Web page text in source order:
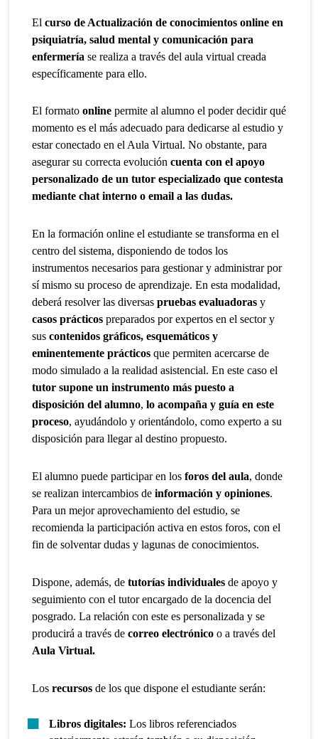
Elcurso de Actualización de conocimientos online en
psiquiatría, salud mental y comunicación para
enfermería se realiza a través del aula virtual creada
específicamente para ello.
El formato online permite al alumno el poder decidir qué
momento es el más adecuado para dedicarse al estudio y
estar conectado en el Aula Virtual. No obstante, para
asegurar su correcta evolución cuenta con el apoyo
personalizado de un tutor especializado que contesta
mediante chat interno o email a las dudas.
En la formación online el estudiante se transforma en el
centro del sistema, disponiendo de todos los
instrumentos necesarios para gestionar y administrar por
sí mismo su proceso de aprendizaje. En esta modalidad,
deberá resolver las diversaspruebas evaluadoras y
casos prácticospreparados por expertos en el sector y
suscontenidos gráficos, esquemáticos y
eminentemente prácticos que permiten acercarse de
modo simulado a la realidad asistencial. En este caso el
tutor supone un instrumento más puesto a
disposición del alumno,lo acompaña y guía en este
proceso, ayudándolo y orientándolo, como experto a su
disposición para llegar al destino propuesto.
El alumno puede participar en losforos del aula, donde
se realizan intercambios deinformación y opiniones.
Para un mejor aprovechamiento del estudio, se
recomienda la participación activa en estos foros, con el
fin de solventar dudas y lagunas de conocimientos.
Dispone, además, detutorías individuales de apoyo y
seguimiento con el tutor encargado de la docencia del
posgrado. La relación con este es personalizada y se
producirá a través decorreo electrónico o a través del
Aula Virtual.
Losrecursos de los que dispone el estudiante serán:
Libros digitales:Los libros referenciados